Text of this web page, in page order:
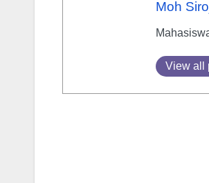
Moh
View all